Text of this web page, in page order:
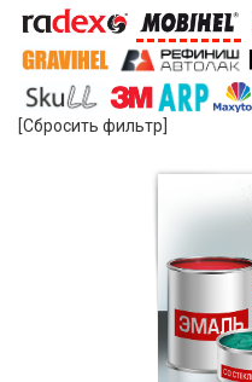
[Сбросить фильтр]